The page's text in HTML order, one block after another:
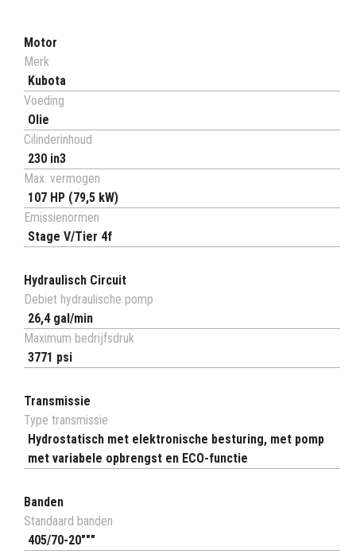
Motor
Merk
Kubota
Voeding
Olie
Cilinderinhoud
230 in3
Max. vermogen
107 HP (79,5 kW)
Emissienormen
Stage V/Tier 4f
Hydraulisch Circuit
Debiet hydraulische pomp
26,4 gal/min
Maximum bedrijfsdruk
3771 psi
Transmissie
Type transmissie
Hydrostatisch met elektronische besturing, met pomp
met variabele opbrengst en ECO-functie
Banden
Standaard banden
405/70-20"""